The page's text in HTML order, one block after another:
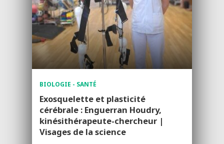
BIOLOGIE - SANTÉ
Exosquelette et plasticité
cérébrale : Enguerran Houdry,
kinésithérapeute-chercheur |
Visages de la science